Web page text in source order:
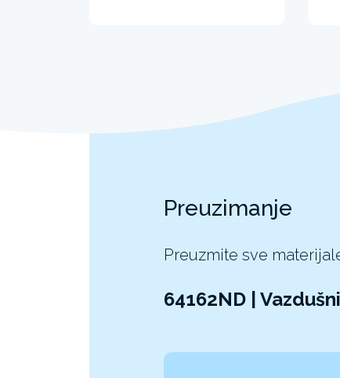
Preuzimanje
Preuzmite sve
64162ND |